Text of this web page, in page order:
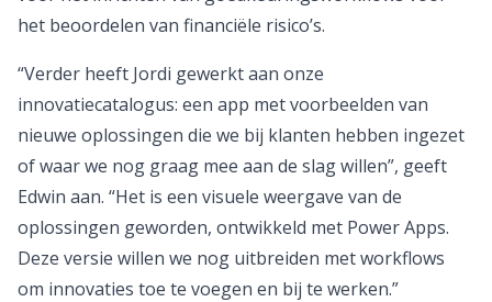
het beoordelen van financiële risico’s.
“Verder heeft Jordi gewerkt aan onze
innovatiecatalogus: een app met voorbeelden van
nieuwe oplossingen die we bij klanten hebben ingezet
of waar we nog graag mee aan de slag willen”, geeft
Edwin aan. “Het is een visuele weergave van de
oplossingen geworden, ontwikkeld met Power Apps.
Deze versie willen we nog uitbreiden met workflows
om innovaties toe te voegen en bij te werken.”